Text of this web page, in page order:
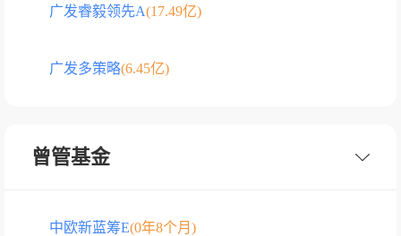
广发睿毅领先A(17.49亿)
广发多策略(6.45亿)
曾管基金
中欧新蓝筹E(0年8个月)